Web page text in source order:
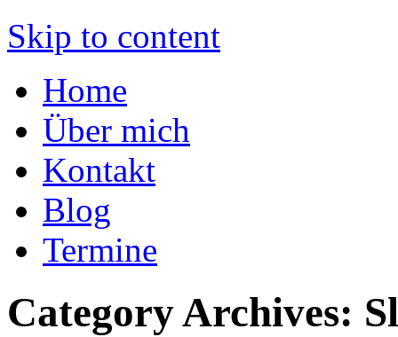
Der Kellermeister
Skip to content
Home
Über mich
Kontakt
Blog
Termine
Category Archives: